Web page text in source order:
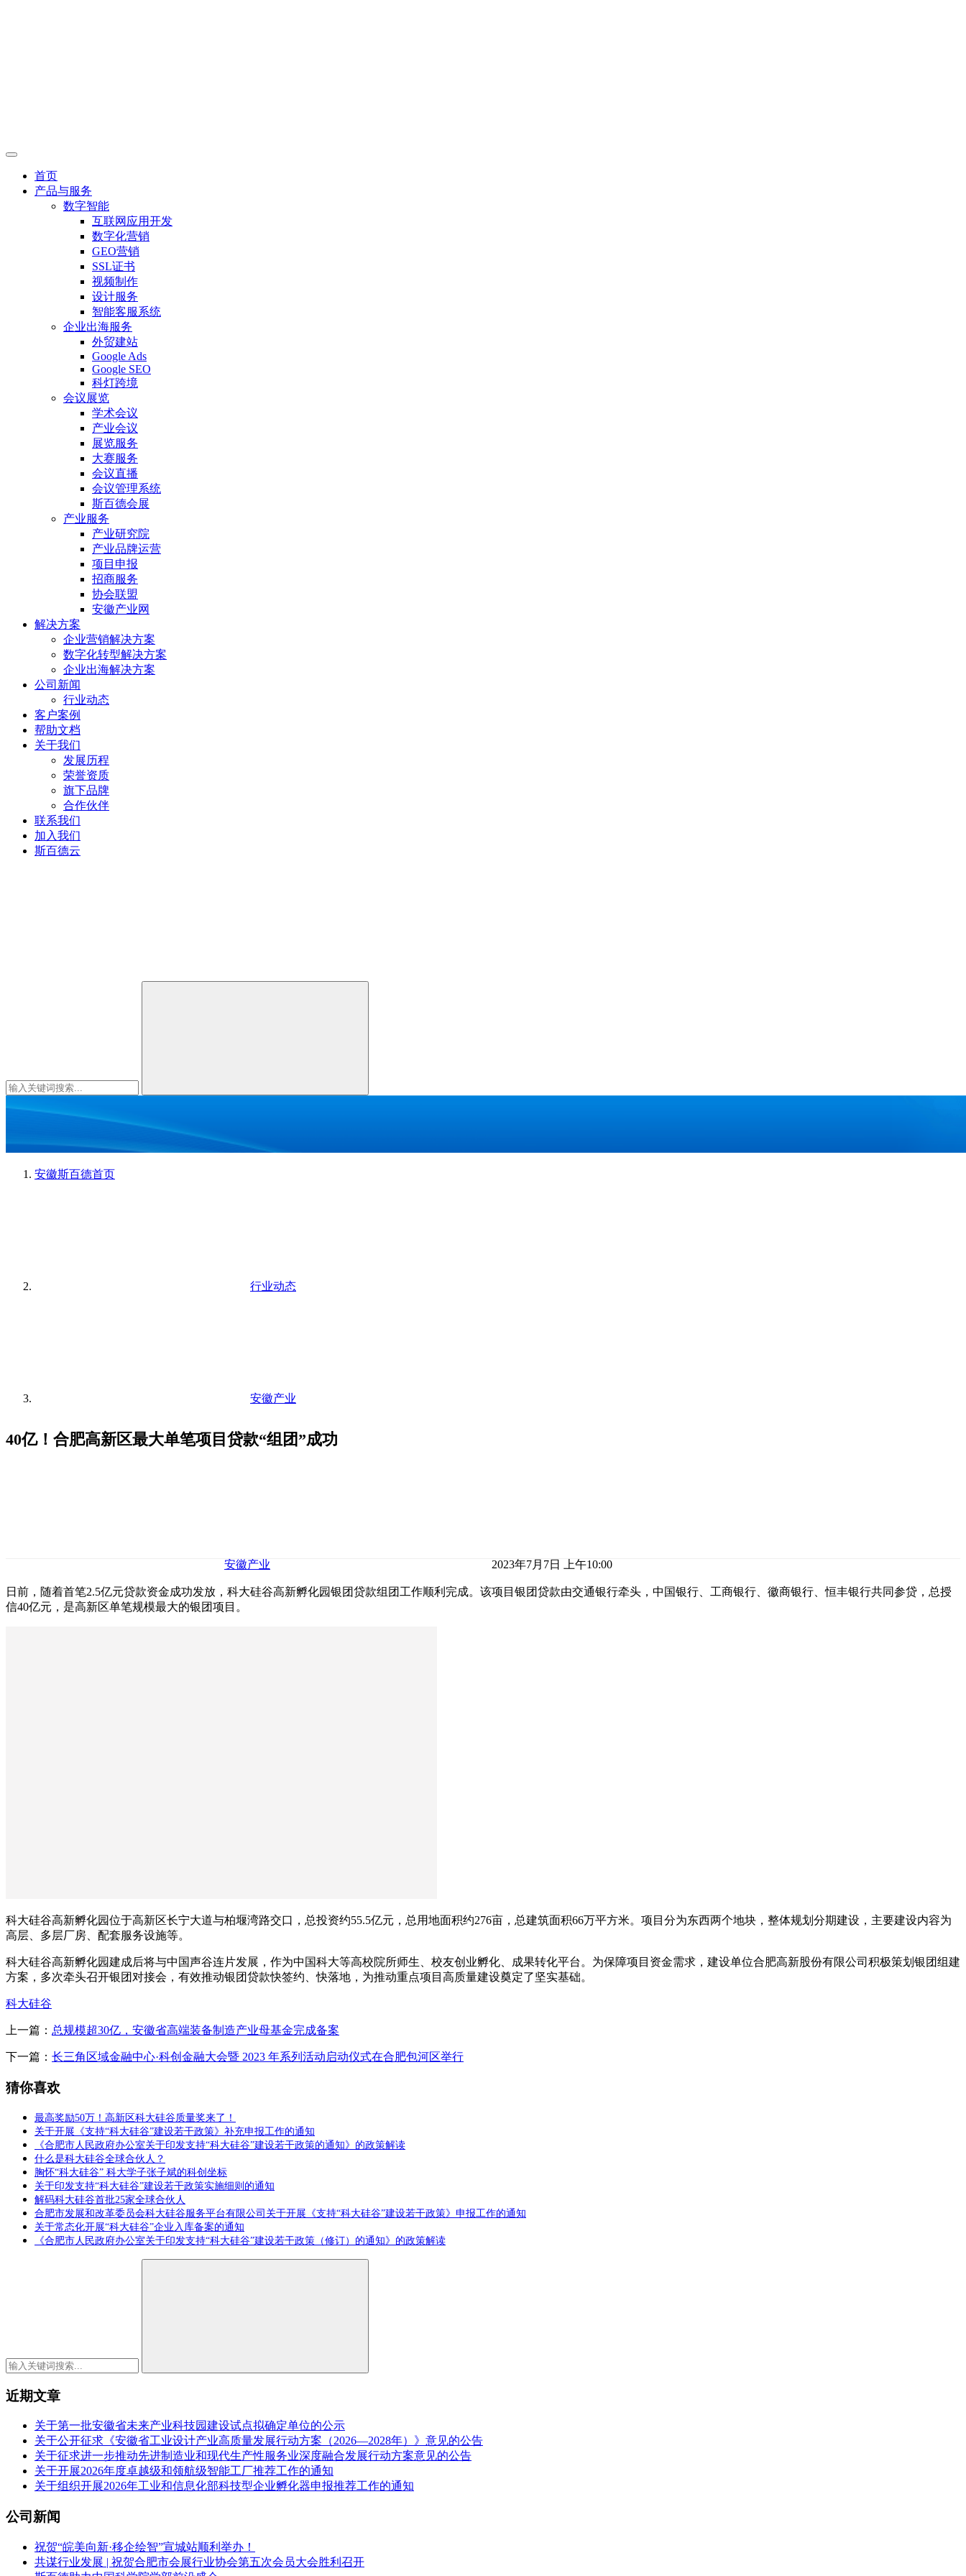
首页
产品与服务
数字智能
互联网应用开发
数字化营销
GEO营销
SSL证书
视频制作
设计服务
智能客服系统
企业出海服务
外贸建站
Google Ads
Google SEO
科灯跨境
会议展览
学术会议
产业会议
展览服务
大赛服务
会议直播
会议管理系统
斯百德会展
产业服务
产业研究院
产业品牌运营
项目申报
招商服务
协会联盟
安徽产业网
解决方案
企业营销解决方案
数字化转型解决方案
企业出海解决方案
公司新闻
行业动态
客户案例
帮助文档
关于我们
发展历程
荣誉资质
旗下品牌
合作伙伴
联系我们
加入我们
斯百德云
安徽斯百德首页
行业动态
安徽产业
40亿！合肥高新区最大单笔项目贷款“组团”成功
安徽产业 2023年7月7日 上午10:00
日前，随着首笔2.5亿元贷款资金成功发放，科大硅谷高新孵化园银团贷款组团工作顺利完成。该项目银团贷款由交通银行牵头，中国银行、工商银行、徽商银行、恒丰银行共同参贷，总授
信40亿元，是高新区单笔规模最大的银团项目。
科大硅谷高新孵化园位于高新区长宁大道与柏堰湾路交口，总投资约55.5亿元，总用地面积约276亩，总建筑面积66万平方米。项目分为东西两个地块，整体规划分期建设，主要建设内容为
高层、多层厂房、配套服务设施等。
科大硅谷高新孵化园建成后将与中国声谷连片发展，作为中国科大等高校院所师生、校友创业孵化、成果转化平台。为保障项目资金需求，建设单位合肥高新股份有限公司积极策划银团组建
方案，多次牵头召开银团对接会，有效推动银团贷款快签约、快落地，为推动重点项目高质量建设奠定了坚实基础。
科大硅谷
上一篇： 总规模超30亿，安徽省高端装备制造产业母基金完成备案
下一篇： 长三角区域金融中心·科创金融大会暨 2023 年系列活动启动仪式在合肥包河区举行
猜你喜欢
最高奖励50万！高新区科大硅谷质量奖来了！
关于开展《支持“科大硅谷”建设若干政策》补充申报工作的通知
《合肥市人民政府办公室关于印发支持“科大硅谷”建设若干政策的通知》的政策解读
什么是科大硅谷全球合伙人？
胸怀“科大硅谷” 科大学子张子斌的科创坐标
关于印发支持“科大硅谷”建设若干政策实施细则的通知
解码科大硅谷首批25家全球合伙人
合肥市发展和改革委员会科大硅谷服务平台有限公司关于开展《支持“科大硅谷”建设若干政策》申报工作的通知
关于常态化开展“科大硅谷”企业入库备案的通知
《合肥市人民政府办公室关于印发支持“科大硅谷”建设若干政策（修订）的通知》的政策解读
近期文章
关于第一批安徽省未来产业科技园建设试点拟确定单位的公示
关于公开征求《安徽省工业设计产业高质量发展行动方案（2026—2028年）》意见的公告
关于征求进一步推动先进制造业和现代生产性服务业深度融合发展行动方案意见的公告
关于开展2026年度卓越级和领航级智能工厂推荐工作的通知
关于组织开展2026年工业和信息化部科技型企业孵化器申报推荐工作的通知
公司新闻
祝贺“皖美向新·移企绘智”宣城站顺利举办！
共谋行业发展 | 祝贺合肥市会展行业协会第五次会员大会胜利召开